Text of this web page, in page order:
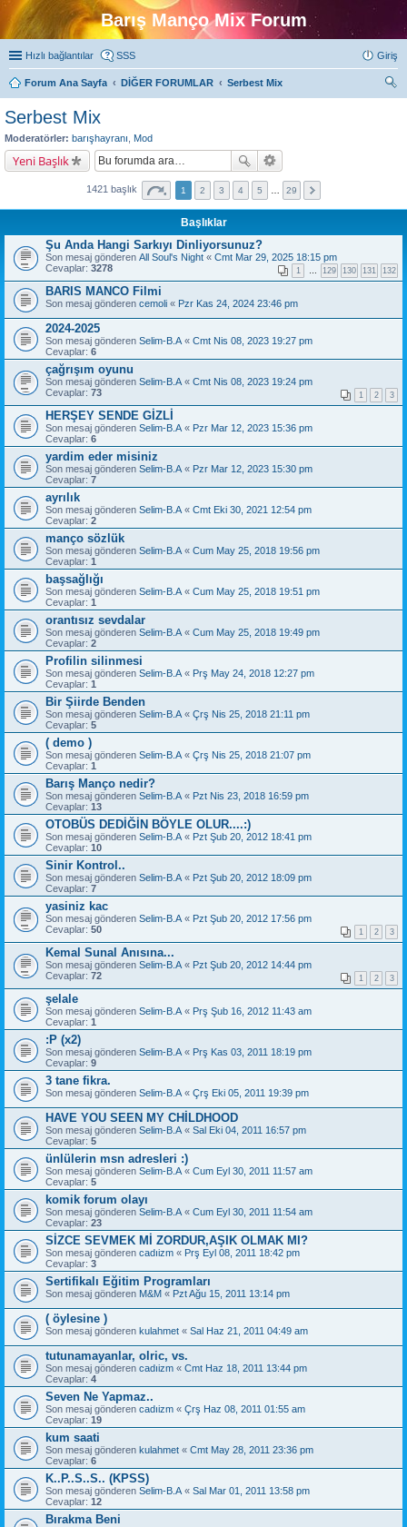
Barış Manço Mix Forum
Hızlı bağlantılar SSS Giriş
Forum Ana Sayfa DİĞER FORUMLAR
Serbest Mix
Serbest Mix
Moderatörler: barışhayranı Mod
Yeni Başlık
1421 başlık 1 2 3 4 5 29
Başlıklar
Şu Anda Hangi Sarkıyı Dinliyorsunuz?
Son mesaj gönderen All Soul's Night « Cmt Mar 29, 2025 18:15 pm
Cevaplar: 3278 1 129 130 131 132
BARIS MANCO Filmi
Son mesaj gönderen cemoli « Pzr Kas 24, 2024 23:46 pm
2024-2025
Son mesaj gönderen Selim-B.A « Cmt Nis 08, 2023 19:27 pm
Cevaplar: 6
çağrışım oyunu
Son mesaj gönderen Selim-B.A « Cmt Nis 08, 2023 19:24 pm
Cevaplar: 73 1 2 3
HERŞEY SENDE GİZLİ
Son mesaj gönderen Selim-B.A « Pzr Mar 12, 2023 15:36 pm
Cevaplar: 6
yardim eder misiniz
Son mesaj gönderen Selim-B.A « Pzr Mar 12, 2023 15:30 pm
Cevaplar: 7
ayrılık
Son mesaj gönderen Selim-B.A « Cmt Eki 30, 2021 12:54 pm
Cevaplar: 2
manço sözlük
Son mesaj gönderen Selim-B.A « Cum May 25, 2018 19:56 pm
Cevaplar: 1
başsağlığı
Son mesaj gönderen Selim-B.A « Cum May 25, 2018 19:51 pm
Cevaplar: 1
orantısız sevdalar
Son mesaj gönderen Selim-B.A « Cum May 25, 2018 19:49 pm
Cevaplar: 2
Profilin silinmesi
Son mesaj gönderen Selim-B.A « Prş May 24, 2018 12:27 pm
Cevaplar: 1
Bir Şiirde Benden
Son mesaj gönderen Selim-B.A « Çrş Nis 25, 2018 21:11 pm
Cevaplar: 5
( demo )
Son mesaj gönderen Selim-B.A « Çrş Nis 25, 2018 21:07 pm
Cevaplar: 1
Barış Manço nedir?
Son mesaj gönderen Selim-B.A « Pzt Nis 23, 2018 16:59 pm
Cevaplar: 13
OTOBÜS DEDİĞİN BÖYLE OLUR....:)
Son mesaj gönderen Selim-B.A « Pzt Şub 20, 2012 18:41 pm
Cevaplar: 10
Sinir Kontrol..
Son mesaj gönderen Selim-B.A « Pzt Şub 20, 2012 18:09 pm
Cevaplar: 7
yasiniz kac
Son mesaj gönderen Selim-B.A « Pzt Şub 20, 2012 17:56 pm
Cevaplar: 50 1 2 3
Kemal Sunal Anısına...
Son mesaj gönderen Selim-B.A « Pzt Şub 20, 2012 14:44 pm
Cevaplar: 72 1 2 3
şelale
Son mesaj gönderen Selim-B.A « Prş Şub 16, 2012 11:43 am
Cevaplar: 1
:P (x2)
Son mesaj gönderen Selim-B.A « Prş Kas 03, 2011 18:19 pm
Cevaplar: 9
3 tane fikra.
Son mesaj gönderen Selim-B.A « Çrş Eki 05, 2011 19:39 pm
HAVE YOU SEEN MY CHİLDHOOD
Son mesaj gönderen Selim-B.A « Sal Eki 04, 2011 16:57 pm
Cevaplar: 5
ünlülerin msn adresleri :)
Son mesaj gönderen Selim-B.A « Cum Eyl 30, 2011 11:57 am
Cevaplar: 5
komik forum olayı
Son mesaj gönderen Selim-B.A « Cum Eyl 30, 2011 11:54 am
Cevaplar: 23
SİZCE SEVMEK Mİ ZORDUR,AŞIK OLMAK MI?
Son mesaj gönderen cadıizm « Prş Eyl 08, 2011 18:42 pm
Cevaplar: 3
Sertifikalı Eğitim Programları
Son mesaj gönderen M&M « Pzt Ağu 15, 2011 13:14 pm
( öylesine )
Son mesaj gönderen kulahmet « Sal Haz 21, 2011 04:49 am
tutunamayanlar, olric, vs.
Son mesaj gönderen cadıizm « Cmt Haz 18, 2011 13:44 pm
Cevaplar: 4
Seven Ne Yapmaz..
Son mesaj gönderen cadıizm « Çrş Haz 08, 2011 01:55 am
Cevaplar: 19
kum saati
Son mesaj gönderen kulahmet « Cmt May 28, 2011 23:36 pm
Cevaplar: 6
K..P..S..S.. (KPSS)
Son mesaj gönderen Selim-B.A « Sal Mar 01, 2011 13:58 pm
Cevaplar: 12
Bırakma Beni